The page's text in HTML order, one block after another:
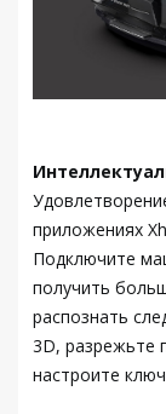
приложениях
Подключите
получить
распознать
3D, разрежьте
настроите